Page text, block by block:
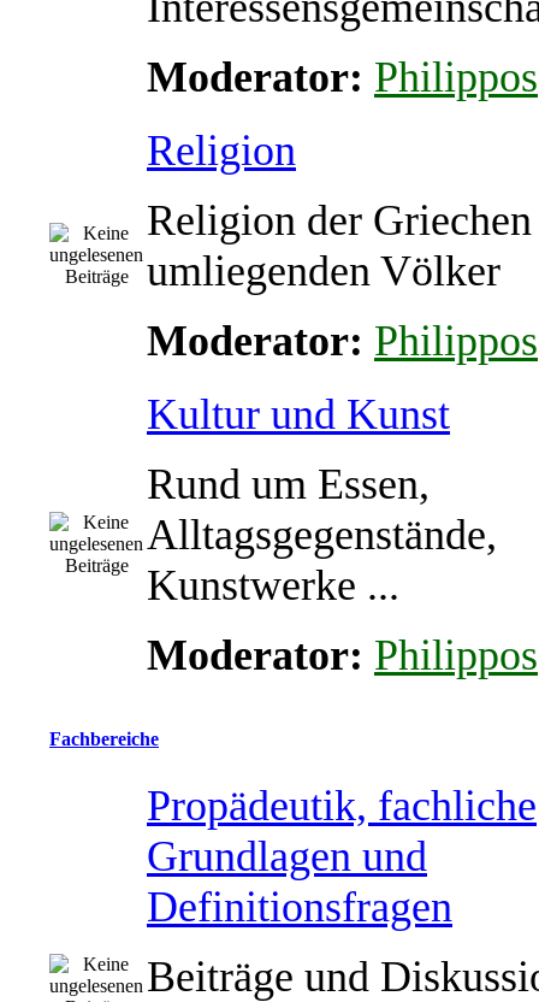
Moderator: Philippos
Religion
Religion der
umliegenden Völker
Moderator: Philippos
Kultur und Kunst
Rund um Essen,
Alltagsgegenstände,
Kunstwerke ...
Moderator: Philippos
Fachbereiche
Propädeutik, fachliche
Grundlagen und
Definitionsfragen
Beiträge und